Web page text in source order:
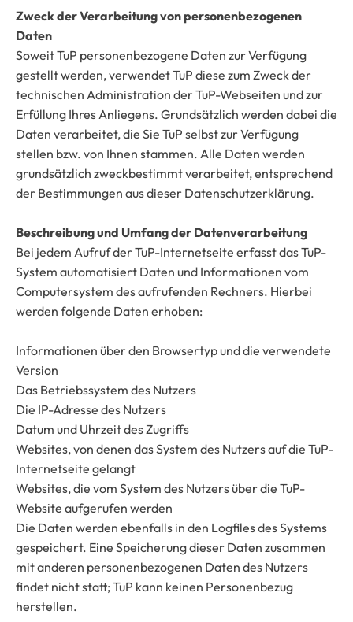
Zweck der Verarbeitung von personenbezogenen
Daten
Soweit TuP personenbezogene Daten zur Verfügung
gestellt werden, verwendet TuP diese zum Zweck der
technischen Administration der TuP-Webseiten und zur
Erfüllung Ihres Anliegens. Grundsätzlich werden dabei die
Daten verarbeitet, die Sie TuP selbst zur Verfügung
stellen bzw. von Ihnen stammen. Alle Daten werden
grundsätzlich zweckbestimmt verarbeitet, entsprechend
der Bestimmungen aus dieser Datenschutzerklärung.
Beschreibung und Umfang der Datenverarbeitung
Bei jedem Aufruf der TuP-Internetseite erfasst das TuP-
System automatisiert Daten und Informationen vom
Computersystem des aufrufenden Rechners. Hierbei
werden folgende Daten erhoben:
Informationen über den Browsertyp und die verwendete
Version
Das Betriebssystem des Nutzers
Die IP-Adresse des Nutzers
Datum und Uhrzeit des Zugriffs
Websites, von denen das System des Nutzers auf die TuP-
Internetseite gelangt
Websites, die vom System des Nutzers über die TuP-
Website aufgerufen werden
Die Daten werden ebenfalls in den Logfiles des Systems
gespeichert. Eine Speicherung dieser Daten zusammen
mit anderen personenbezogenen Daten des Nutzers
findet nicht statt; TuP kann keinen Personenbezug
herstellen.